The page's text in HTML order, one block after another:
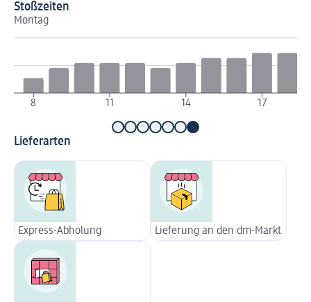
Stoßzeiten
Montag
8 11 14 17
Lieferarten
Express-Abholung Lieferung an den dm-Markt